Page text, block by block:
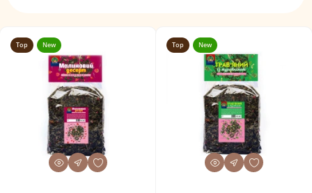
Top New Top New